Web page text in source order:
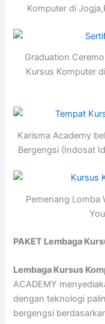
Komputer di
Graduation
Kursus Komputer
Karisma Academy
Bergengsi (Indosat
Pemenang Lomba
PAKET Lembaga
Lembaga Kursus
ACADEMY
dengan teknologi
bergengsi